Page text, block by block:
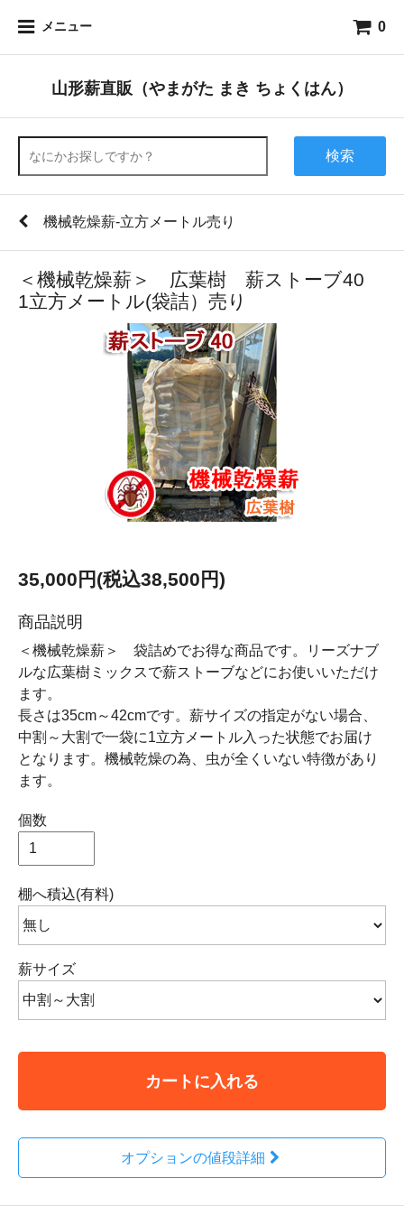
メニュー 0
山形薪直販（やまがた まき ちょくはん）
検索
機械乾燥薪-立方メートル売り
＜機械乾燥薪＞ 広葉樹 薪ストーブ40
1立方メートル(袋詰）売り
35,000円(税込38,500円)
商品説明
＜機械乾燥薪＞ 袋詰めでお得な商品です。リーズナブ
ルな広葉樹ミックスで薪ストーブなどにお使いいただけ
ます。
長さは35cm～42cmです。薪サイズの指定がない場合、
中割～大割で一袋に1立方メートル入った状態でお届け
となります。機械乾燥の為、虫が全くいない特徴があり
ます。
個数
棚へ積込(有料)
薪サイズ
カートに入れる
オプションの値段詳細